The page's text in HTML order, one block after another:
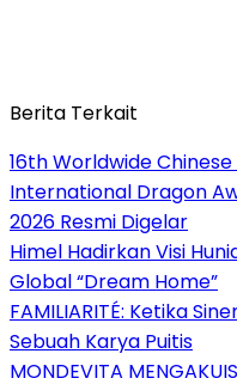
Berita Terkait
16th Worldwide
International Dragon
2026 Resmi Digelar
Himel Hadirkan Visi
Global “Dream Home”
FAMILIARITÉ: Ketika
Sebuah Karya Puitis
MONDEVITA